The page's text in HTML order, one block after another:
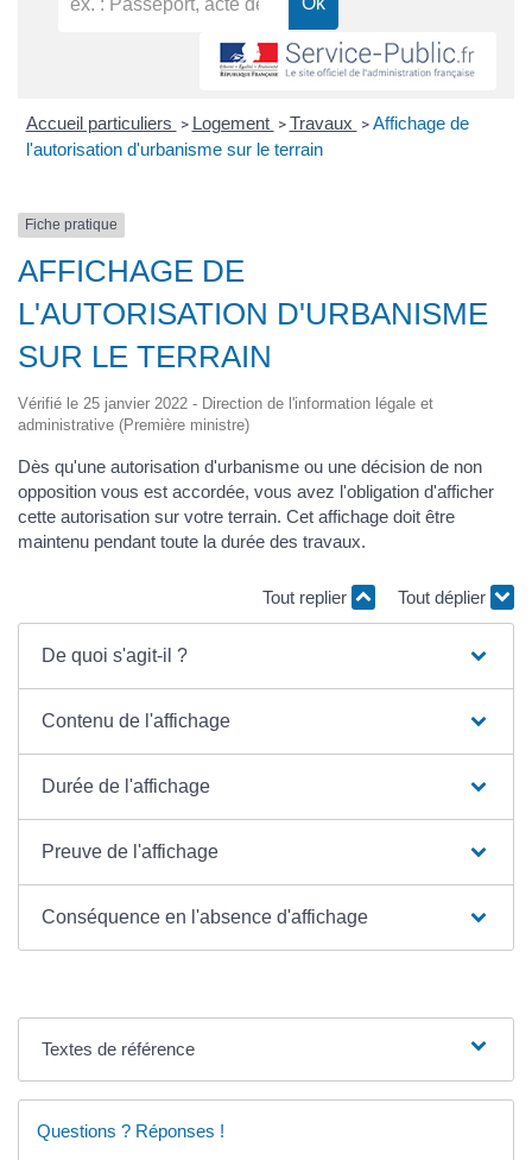
Accueil particuliers > Logement > Travaux > Affichage de
l'autorisation d'urbanisme sur le terrain
Fiche pratique
AFFICHAGE DE
L'AUTORISATION D'URBANISME
SUR LE TERRAIN
Vérifié le 25 janvier 2022 - Direction de l'information légale et
administrative (Première ministre)
Dès qu'une autorisation d'urbanisme ou une décision de non
opposition vous est accordée, vous avez l'obligation d'afficher
cette autorisation sur votre terrain. Cet affichage doit être
maintenu pendant toute la durée des travaux.
Tout replier Tout déplier
De quoi s'agit-il ?
Contenu de l'affichage
Durée de l'affichage
Preuve de l'affichage
Conséquence en l'absence d'affichage
Textes de référence
Questions ? Réponses !